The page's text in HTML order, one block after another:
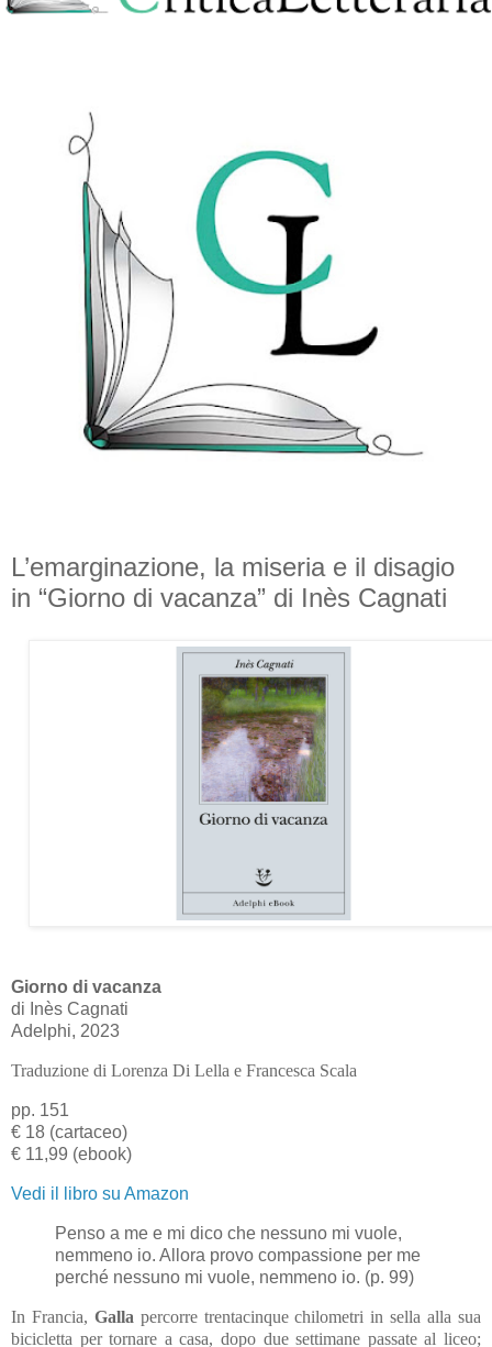
L’emarginazione, la miseria e il disagio
in “Giorno di vacanza” di Inès Cagnati
Giorno di vacanza
di Inès Cagnati
Adelphi, 2023
Traduzione di Lorenza Di Lella e Francesca Scala
pp. 151
€ 18 (cartaceo)
€ 11,99 (ebook)
Vedi il libro su Amazon
Penso a me e mi dico che nessuno mi vuole,
nemmeno io. Allora provo compassione per me
perché nessuno mi vuole, nemmeno io. (p. 99)
In Francia, Galla percorre trentacinque chilometri in sella alla sua
bicicletta per tornare a casa, dopo due settimane passate al liceo;